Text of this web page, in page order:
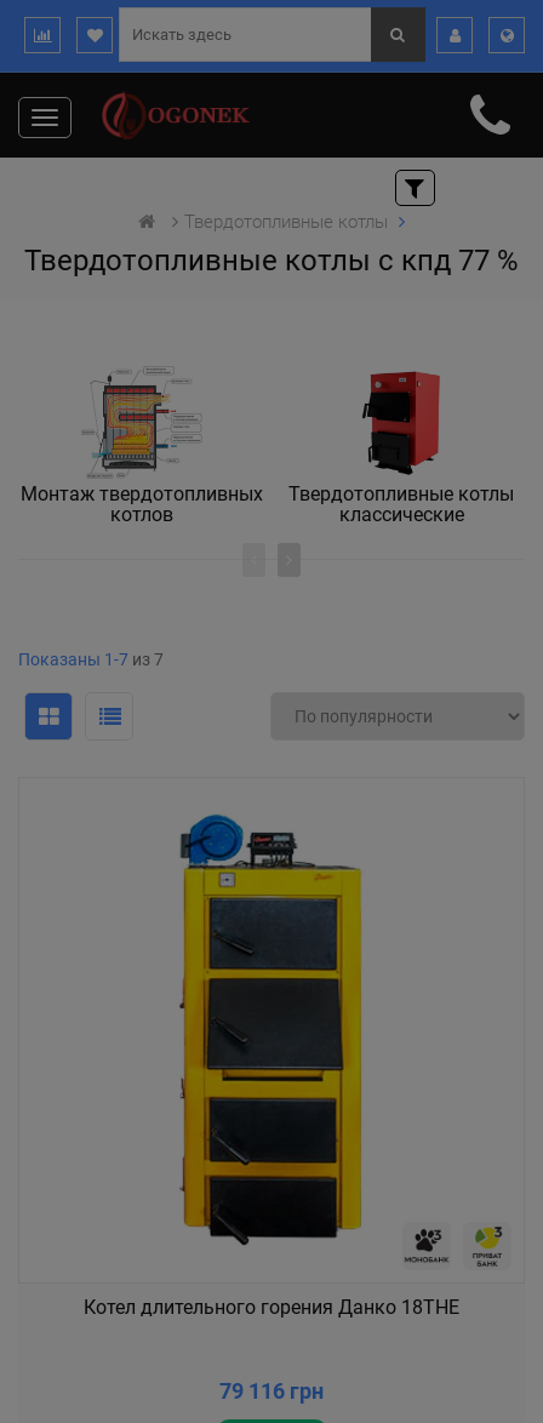
Toggle
navigation
Твердотопливные котлы
Твердотопливные котлы с кпд 77 %
Монтаж твердотопливных
котлов
Твердотопливные котлы
классические
Показаны 1-7 из 7
Котел длительного горения Данко 18ТНЕ
79 116 грн